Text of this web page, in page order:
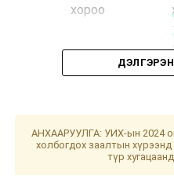
хороо
АНХААРУУЛГА: УИХ-ын 2024
холбогдох заалтын хүрээнд
түр